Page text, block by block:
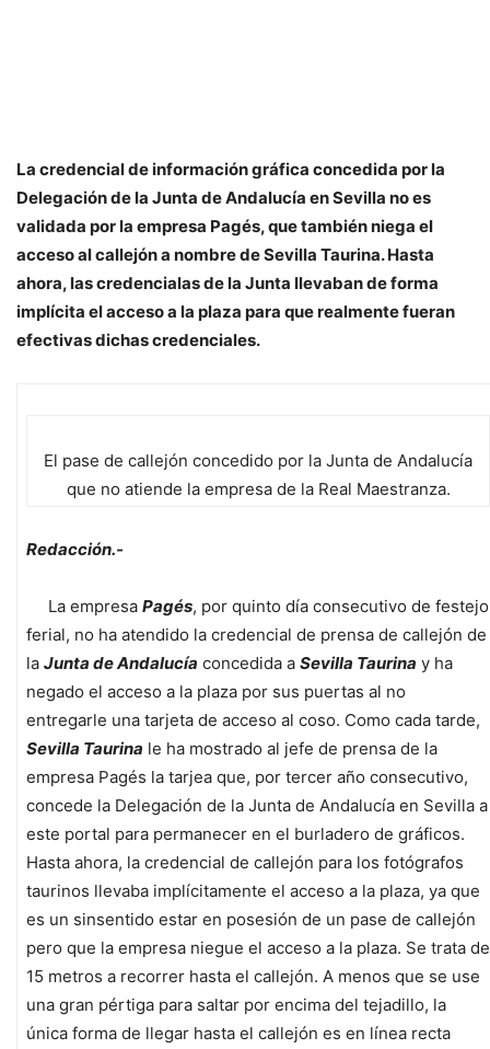
La credencial de información gráfica concedida por la
Delegación de la Junta de Andalucía en Sevilla no es
validada por la empresa Pagés, que también niega el
acceso al callejón a nombre de Sevilla Taurina. Hasta
ahora, las credencialas de la Junta llevaban de forma
implícita el acceso a la plaza para que realmente fueran
efectivas dichas credenciales.
El pase de callejón concedido por la Junta de Andalucía
que no atiende la empresa de la Real Maestranza.
Redacción.-
La empresa Pagés, por quinto día consecutivo de festejo
ferial, no ha atendido la credencial de prensa de callejón de
la Junta de Andalucía concedida a Sevilla Taurina y ha
negado el acceso a la plaza por sus puertas al no
entregarle una tarjeta de acceso al coso. Como cada tarde,
Sevilla Taurina le ha mostrado al jefe de prensa de la
empresa Pagés la tarjea que, por tercer año consecutivo,
concede la Delegación de la Junta de Andalucía en Sevilla a
este portal para permanecer en el burladero de gráficos.
Hasta ahora, la credencial de callejón para los fotógrafos
taurinos llevaba implícitamente el acceso a la plaza, ya que
es un sinsentido estar en posesión de un pase de callejón
pero que la empresa niegue el acceso a la plaza. Se trata de
15 metros a recorrer hasta el callejón. A menos que se use
una gran pértiga para saltar por encima del tejadillo, la
única forma de llegar hasta el callejón es en línea recta